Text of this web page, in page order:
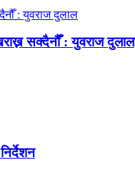
सक्दैनौँ : युवराज दुलाल